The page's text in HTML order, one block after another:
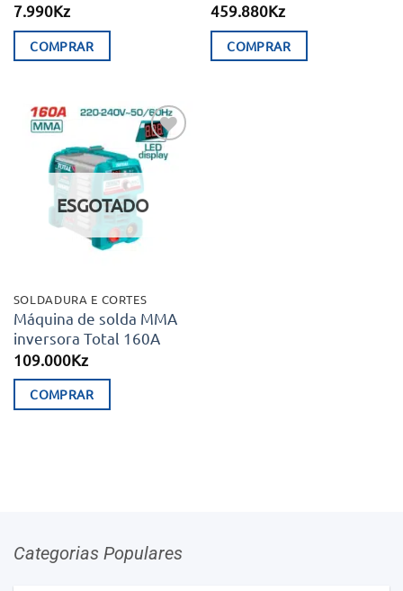
7.990Kz
COMPRAR
459.880Kz
COMPRAR
Adicionar
aos meus
desejos
ESGOTADO
SOLDADURA E CORTES
Máquina de solda MMA
inversora Total 160A
109.000Kz
COMPRAR
Categorias Populares